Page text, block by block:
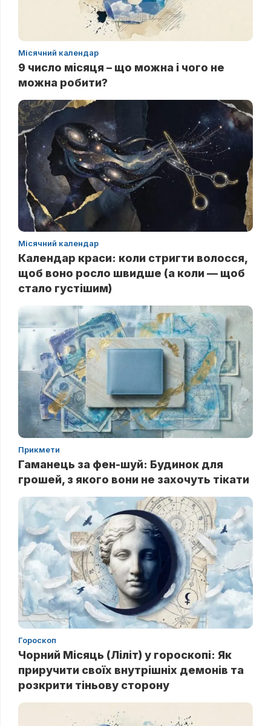
Місячний календар
9 число місяця – що можна і чого не
можна робити?
Місячний календар
Календар краси: коли стригти волосся,
щоб воно росло швидше (а коли — щоб
стало густішим)
Прикмети
Гаманець за фен-шуй: Будинок для
грошей, з якого вони не захочуть тікати
Гороскоп
Чорний Місяць (Ліліт) у гороскопі: Як
приручити своїх внутрішніх демонів та
розкрити тіньову сторону